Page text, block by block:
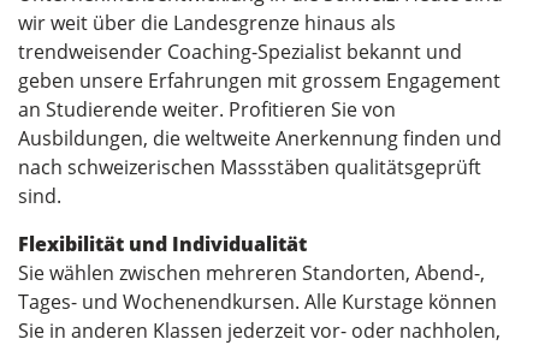
wir weit über die Landesgrenze hinaus als
trendweisender Coaching-Spezialist bekannt und
geben unsere Erfahrungen mit grossem Engagement
an Studierende weiter. Profitieren Sie von
Ausbildungen, die weltweite Anerkennung finden und
nach schweizerischen Massstäben qualitätsgeprüft
sind.
Flexibilität und Individualität
Sie wählen zwischen mehreren Standorten, Abend-,
Tages- und Wochenendkursen. Alle Kurstage können
Sie in anderen Klassen jederzeit vor- oder nachholen,